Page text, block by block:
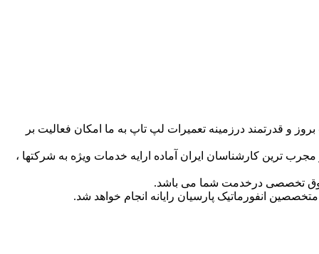
قدرتمند درزمینه تعمیرات لپ تاپ به ما امکان فعالیت بر
ترین کارشناسان ایران آماده ارایه خدمات ویژه به شرکتها ،
انفورماتیک پارسیان رایانه انجام خواهد شد.